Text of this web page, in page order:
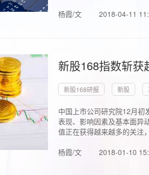
杨霞/文
2018-04-11
新股168指数斩
新股168研报 新股
中国上市公司研究院12月初
表现、影响因素及基本面异
值正在获得越来越多的关注
杨霞/文
2018-01-10